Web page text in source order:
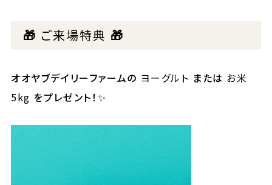
🎁 ご来場特典 🎁
オオヤブデイリーファームの ヨーグルト または お米
5kg をプレゼント！✨